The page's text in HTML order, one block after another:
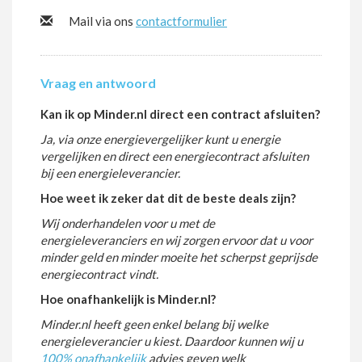
Mail via ons contactformulier
Vraag en antwoord
Kan ik op Minder.nl direct een contract afsluiten?
Ja, via onze energievergelijker kunt u energie
vergelijken en direct een energiecontract afsluiten
bij een energieleverancier.
Hoe weet ik zeker dat dit de beste deals zijn?
Wij onderhandelen voor u met de
energieleveranciers en wij zorgen ervoor dat u voor
minder geld en minder moeite het scherpst geprijsde
energiecontract vindt.
Hoe onafhankelijk is Minder.nl?
Minder.nl heeft geen enkel belang bij welke
energieleverancier u kiest. Daardoor kunnen wij u
100% onafhankelijkadvies geven welk